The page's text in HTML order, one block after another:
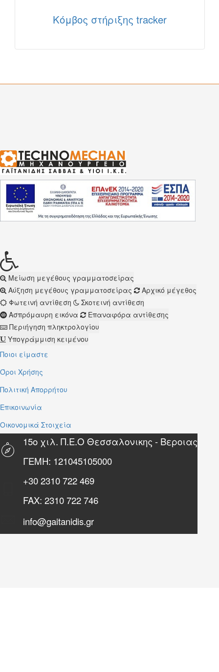
Κόμβος στήριξης tracker
Μείωση μεγέθους γραμματοσείρας
Αύξηση μεγέθους γραμματοσείρας
Αρχικό μέγεθος
Φωτεινή αντίθεση
Σκοτεινή αντίθεση
Ασπρόμαυρη εικόνα
Επαναφόρα αντίθεσης
Περιήγηση πληκτρολογίου
Υπογράμμιση κειμένου
Ποιοι είμαστε
Όροι Χρήσης
Πολιτική Απορρήτου
Επικοινωνία
Οικονομικά Στοιχεία
15ο χιλ. Π.Ε.Ο Θεσσαλονικης - Βεροιας
ΓΕΜΗ: 121045105000
+302310 722 469
FAX: 2310 722 746
info@gaitanidis.gr